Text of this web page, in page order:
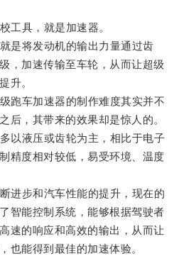
具，就是加速器。
将发动机的输出力量通过齿
，加速传输至车轮，从而让超级
升。
车加速器的制作难度其实并不
后，其带来的效果却是惊人的。
液压或齿轮为主，相比于电子
精度相对较低，易受环境、温度
步和汽车性能的提升，现在的
智能控制系统，能够根据驾驶者
速的响应和高效的输出，从而让
也能得到最佳的加速体验。